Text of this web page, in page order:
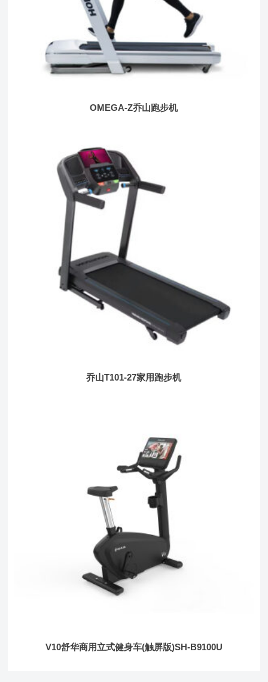
OMEGA-Z乔山跑步机
乔山T101-27家用跑步机
V10舒华商用立式健身车(触屏版)SH-B9100U